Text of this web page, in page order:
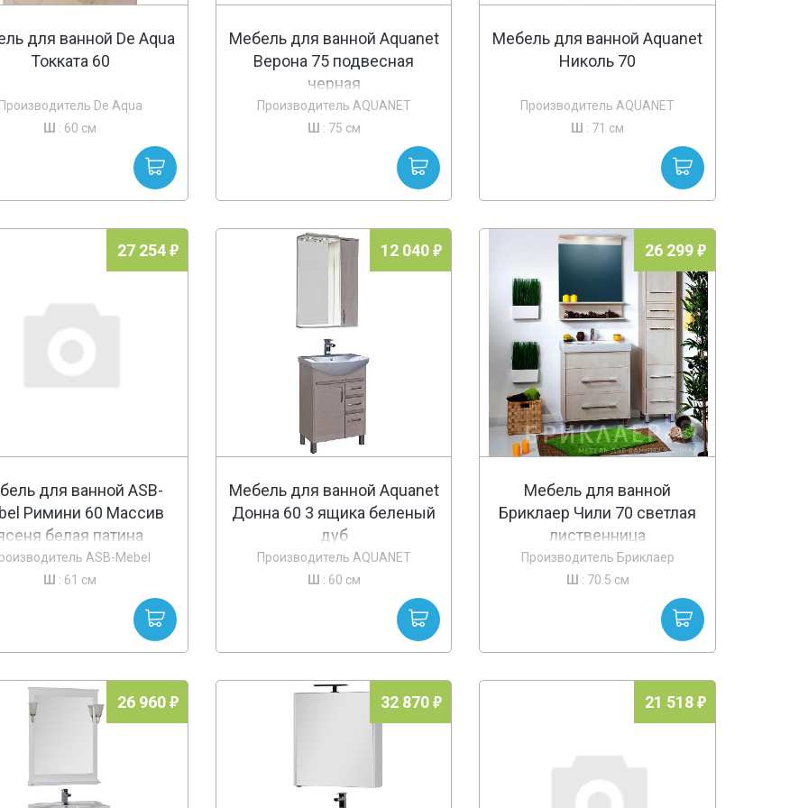
для ванной De Aqua
Токката 60
De Aqua
Ш : 60 см
Мебель для ванной Aquanet
Верона 75 подвесная
черная
Производитель AQUANET
Ш : 75 см
Мебель для ванной Aquanet
Николь 70
Производитель AQUANET
Ш : 71 см
27 254
для ванной ASB-
Римини 60 Массив
белая патина
сереброASB-Mebel
Ш : 61 см
12 040
Мебель для ванной Aquanet
Донна 60 3 ящика беленый
дуб
Производитель AQUANET
Ш : 60 см
26 299
Мебель для ванной
Бриклаер Чили 70 светлая
лиственница
Производитель Бриклаер
Ш : 70.5 см
26 960 32 870 21 518